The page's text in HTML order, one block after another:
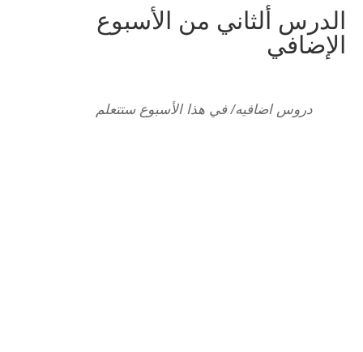
الدرس ألثاني من الأسبوع
الإضافي
دروس اضافيه/ في هذا الأسبوع ستتعلم